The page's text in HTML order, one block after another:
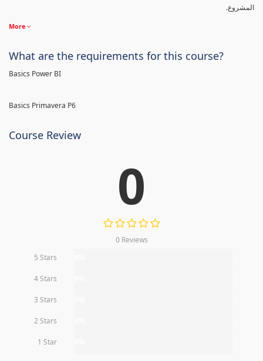
المشروع.
More
What are the requirements for this course?
Basics Power BI
Basics Primavera P6
Course Review
0
0 Reviews
5 Stars
4 Stars
3 Stars
2 Stars
1 Star